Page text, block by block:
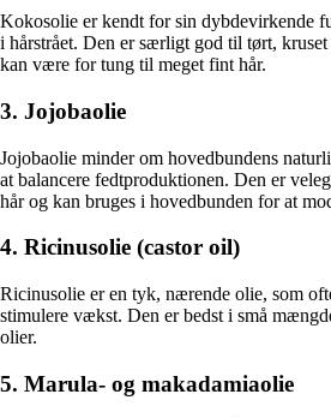
Kokosolie er kendt for sin dybdevirkende
i hårstrået. Den er særligt god til tørt, kruset
kan være for tung til meget fint hår.
3. Jojobaolie
Jojobaolie minder om hovedbundens
at balancere fedtproduktionen. Den er
hår og kan bruges i hovedbunden for at
4. Ricinusolie (castor oil)
Ricinusolie er en tyk, nærende olie, som
stimulere vækst. Den er bedst i små
olier.
5. Marula- og makadamiaolie